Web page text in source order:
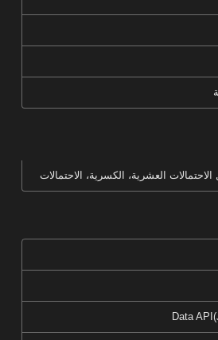
العشرية، الكسرية، الاحتمالات